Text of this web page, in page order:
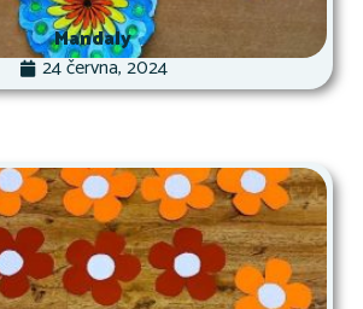
Mandaly
24 června, 2024